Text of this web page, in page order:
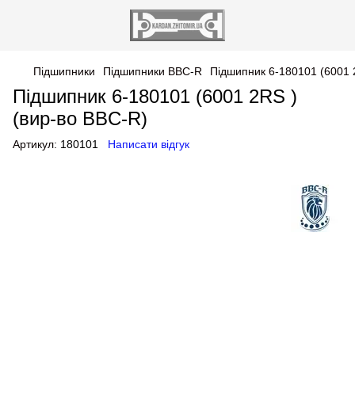
Підшипники Підшипники BBC-R Підшипник 6-180101 (6001
Підшипник 6-180101 (6001 2RS )
(вир-во BBC-R)
Артикул: 180101 Написати відгук